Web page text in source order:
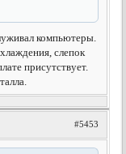
компьютеры.
слепок
присутствует.
#5453